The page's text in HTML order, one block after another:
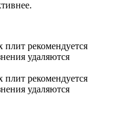
плит рекомендуется
удаляются
плит рекомендуется
удаляются